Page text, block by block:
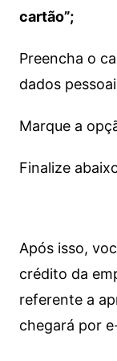
cartão”;
Preencha o
dados
Marque a
Finalize
Após isso,
crédito da
referente a
chegará por